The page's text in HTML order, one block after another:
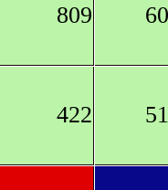
809
422